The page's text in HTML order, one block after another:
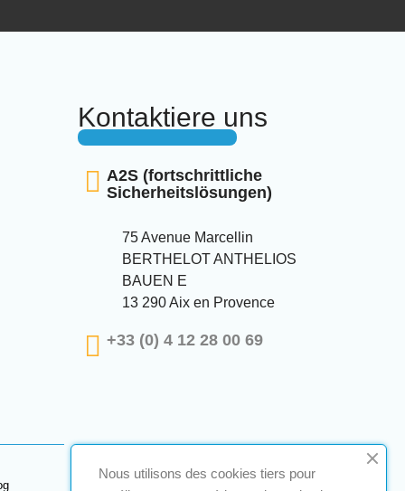
Kontaktiere uns
A2S (fortschrittliche
Sicherheitslösungen)
75 Avenue Marcellin
BERTHELOT ANTHELIOS
BAUEN E
13 290 Aix en Provence
+33 (0) 4 12 28 00 69
Nous utilisons des cookies tiers pour